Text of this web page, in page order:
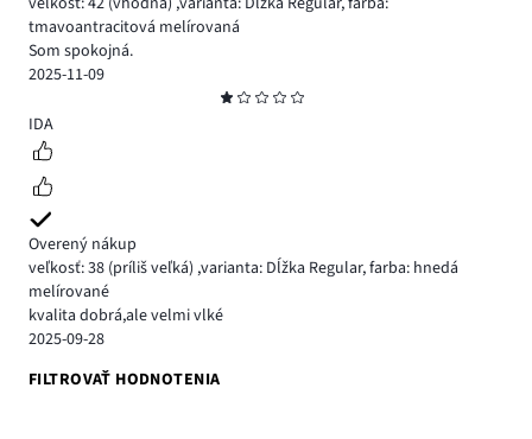
tmavoantracitová melírovaná
Som spokojná.
2025-11-09
1
IDA
Overený nákup
veľkosť: 38 (príliš veľká) ,varianta: Dĺžka Regular,farba: hnedá
melírované
kvalita dobrá,ale velmi vlké
2025-09-28
FILTROVAŤ HODNOTENIA